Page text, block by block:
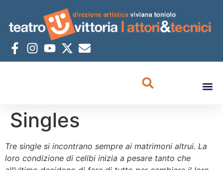
Singles
Tre single si incontrano sempre ai matrimoni altrui. La
loro condizione di celibi inizia a pesare tanto che